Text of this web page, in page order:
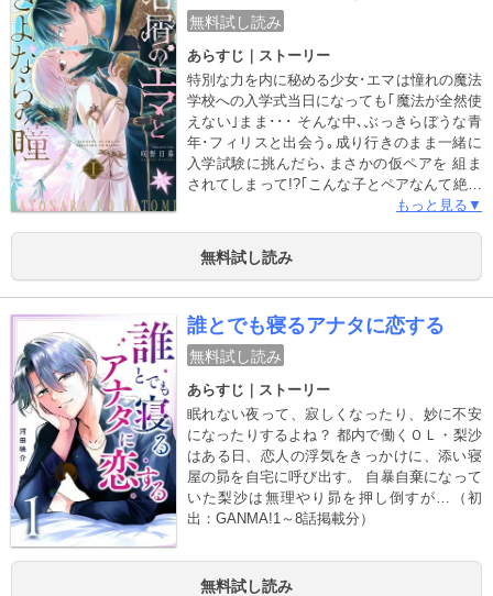
無料試し読み
あらすじ｜ストーリー
特別な力を内に秘める少女･エマは憧れの魔法
学校への入学式当日になっても｢魔法が全然使
えない｣まま･･･ そんな中､ぶっきらぼうな青
年･フィリスと出会う｡成り行きのまま一緒に
入学試験に挑んだら､まさかの仮ペアを 組ま
されてしまって!?｢こんな子とペアなんて絶対
に嫌･･･!!｣前途多難な寄宿生活がはじまるけ
怪しい影が迫るーー!? 魔法学校の青春×暗殺
計画を巡るドラマチック学園ラブストーリー!!
もっと見る▼
無料試し読み
誰とでも寝るアナタに恋する
無料試し読み
あらすじ｜ストーリー
眠れない夜って、寂しくなったり、妙に不安
になったりするよね？ 都内で働くＯＬ・梨沙
はある日、恋人の浮気をきっかけに、添い寝
屋の昴を自宅に呼び出す。 自暴自棄になって
いた梨沙は無理やり昴を押し倒すが…（初
出：GANMA!1～8話掲載分）
無料試し読み